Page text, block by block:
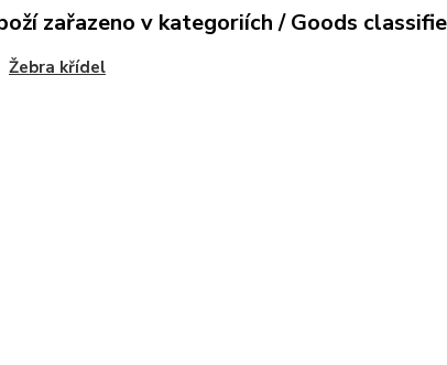
zařazeno v kategoriích / Goods
Žebra křídel